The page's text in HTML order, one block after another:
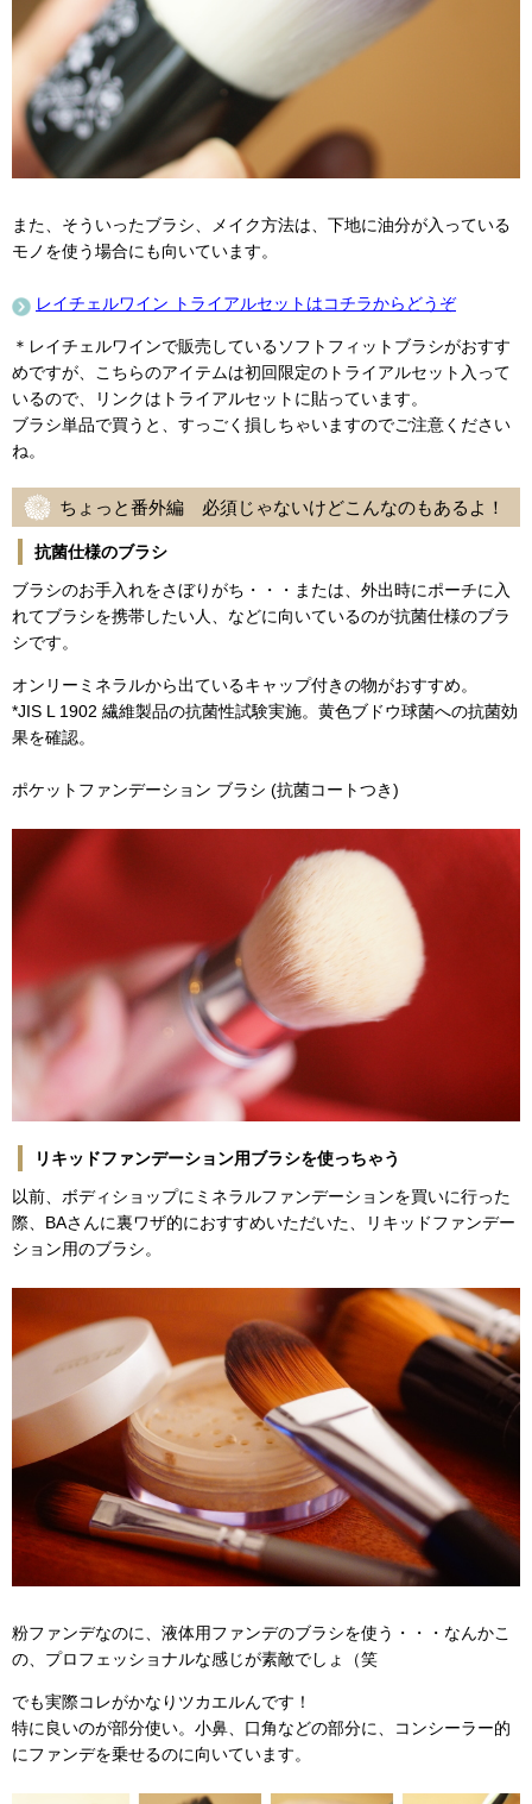
また、そういったブラシ、メイク方法は、下地に油分が入っている
モノを使う場合にも向いています。
レイチェルワイン トライアルセットはコチラからどうぞ
＊レイチェルワインで販売しているソフトフィットブラシがおすす
めですが、こちらのアイテムは初回限定のトライアルセット入って
いるので、リンクはトライアルセットに貼っています。
ブラシ単品で買うと、すっごく損しちゃいますのでご注意ください
ね。
ちょっと番外編 必須じゃないけどこんなのもあるよ！
抗菌仕様のブラシ
ブラシのお手入れをさぼりがち・・・または、外出時にポーチに入
れてブラシを携帯したい人、などに向いているのが抗菌仕様のブラ
シです。
オンリーミネラルから出ているキャップ付きの物がおすすめ。
*JIS L 1902 繊維製品の抗菌性試験実施。黄色ブドウ球菌への抗菌効
果を確認。
ポケットファンデーション ブラシ (抗菌コートつき)
リキッドファンデーション用ブラシを使っちゃう
以前、ボディショップにミネラルファンデーションを買いに行った
際、BAさんに裏ワザ的におすすめいただいた、リキッドファンデー
ション用のブラシ。
粉ファンデなのに、液体用ファンデのブラシを使う・・・なんかこ
の、プロフェッショナルな感じが素敵でしょ（笑
でも実際コレがかなりツカエルんです！
特に良いのが部分使い。小鼻、口角などの部分に、コンシーラー的
にファンデを乗せるのに向いています。